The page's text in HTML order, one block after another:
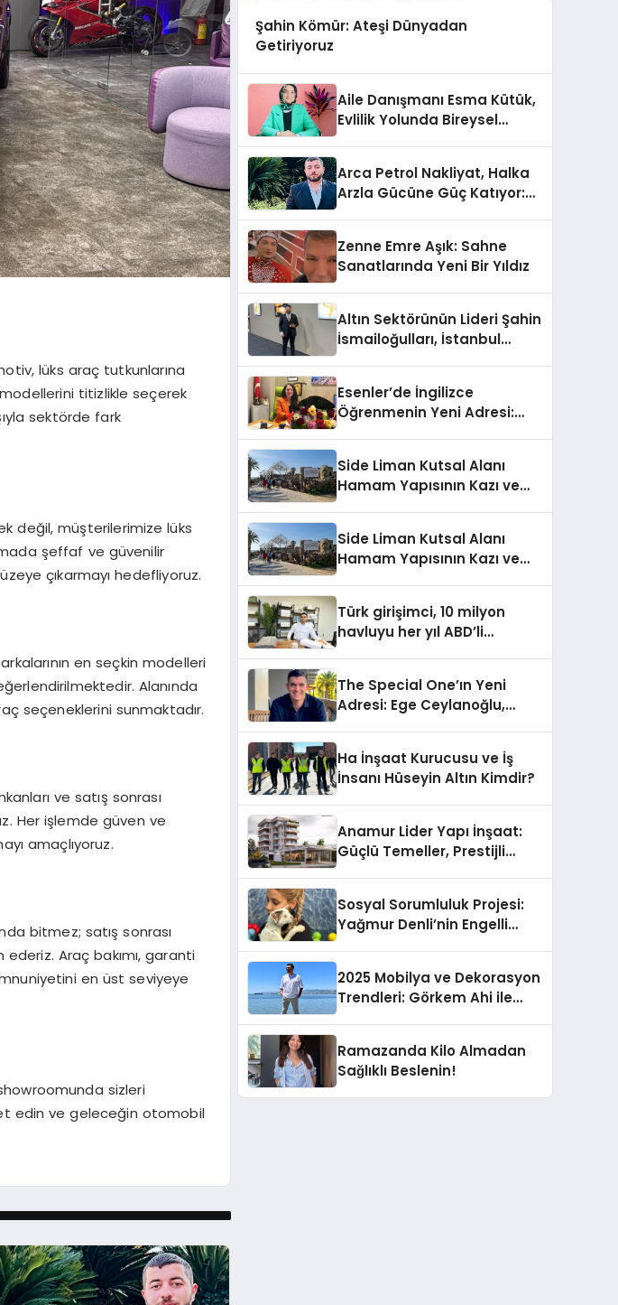
lüks araç tutkunlarına
titizlikle seçerek
sektörde fark
değil, müşterilerimize lüks
şeffaf ve güvenilir
çıkarmayı hedefliyoruz.
en seçkin modelleri
Alanında
seçeneklerini sunmaktadır.
ve satış sonrası
Her işlemde güven ve
amaçlıyoruz.
bitmez; satış sonrası
Araç bakımı, garanti
en üst seviyeye
sizleri
edin ve geleceğin otomobil
Şahin Kömür: Ateşi Dünyadan
Getiriyoruz
Aile Danışmanı Esma Kütük,
Evlilik Yolunda Bireysel
Arca Petrol Nakliyat, Halka
Arzla Gücüne Güç Katıyor:
Yatırım
Zenne Emre Aşık: Sahne
Sanatlarında Yeni Bir Yıldız
Altın Sektörünün Lideri Şahin
İsmailoğulları, İstanbul
Esenler’de İngilizce
Öğrenmenin Yeni Adresi:
Side Liman Kutsal Alanı
Hamam Yapısının Kazı ve
Katkılarıyla Tamamlandı
Side Liman Kutsal Alanı
Hamam Yapısının Kazı ve
Katkılarıyla Tamamlandı
Türk girişimci, 10 milyon
havluyu her yıl ABD’li
The Special One’ın Yeni
Adresi: Ege Ceylanoğlu,
Geliyor!
Ha İnşaat Kurucusu ve İş
İnsanı Hüseyin Altın Kimdir?
Anamur Lider Yapı İnşaat:
Güçlü Temeller, Prestijli
Sosyal Sorumluluk Projesi:
Yağmur Denli’nin Engelli
2025 Mobilya ve Dekorasyon
Trendleri: Görkem Ahi ile
Ramazanda Kilo Almadan
Sağlıklı Beslenin!